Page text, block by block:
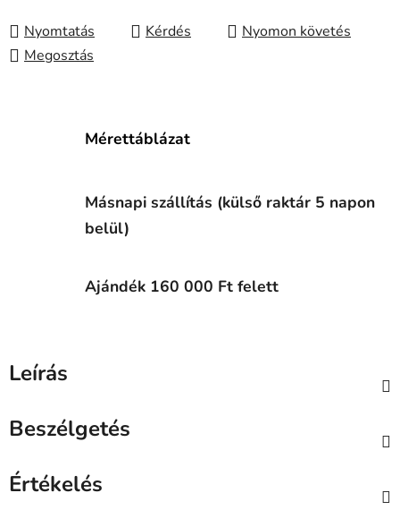
Nyomtatás Kérdés
Nyomon követés
Megosztás
Mérettáblázat
Másnapi szállítás (külső raktár 5 napon
belül)
Ajándék 160 000 Ft felett
Leírás
Beszélgetés
Értékelés